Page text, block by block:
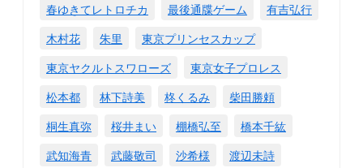
春ゆきてレトロチカ
最後通牒ゲーム
有吉弘行
木村花
朱里
東京プリンセスカップ
東京ヤクルトスワローズ
東京女子プロレス
松本都
林下詩美 柊くるみ
柴田勝頼
桐生真弥
桜井まい 棚橋弘至
橋本千紘
武知海青
武藤敬司 沙希様
渡辺未詩